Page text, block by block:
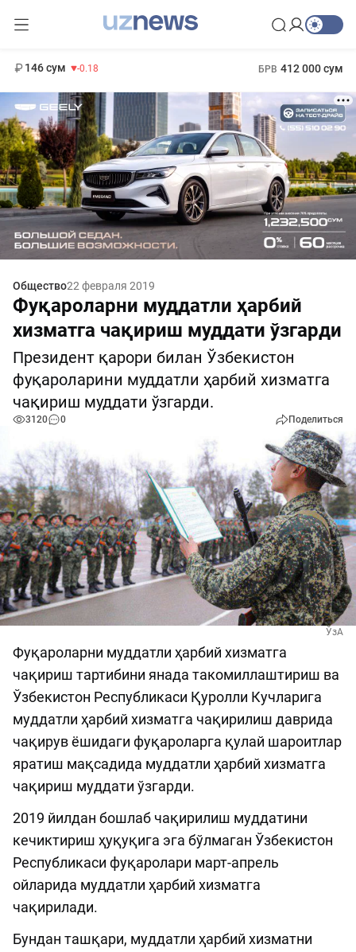
146 сум -0.18 БРВ 412 000 сум
Общество22 февраля 2019
Фуқароларни муддатли ҳарбий
хизматга чақириш муддати ўзгарди
Президент қарори билан Ўзбекистон
фуқароларини муддатли ҳарбий хизматга
чақириш муддати ўзгарди.
3120 0 Поделиться
ЎзА
Фуқароларни муддатли ҳарбий хизматга
чақириш тартибини янада такомиллаштириш ва
Ўзбекистон Республикаси Қуролли Кучларига
муддатли ҳарбий хизматга чақирилиш даврида
чақирув ёшидаги фуқароларга қулай шароитлар
яратиш мақсадида муддатли ҳарбий хизматга
чақириш муддати ўзгарди.
2019 йилдан бошлаб чақирилиш муддатини
кечиктириш ҳуқуқига эга бўлмаган Ўзбекистон
Республикаси фуқаролари март-апрель
ойларида муддатли ҳарбий хизматга
чақирилади.
Бундан ташқари, муддатли ҳарбий хизматни